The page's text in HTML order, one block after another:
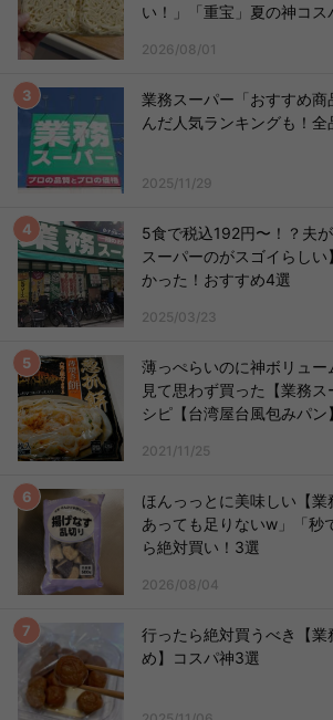
い！」「重宝」夏の神コス
2026/08/01
業務スーパー「おすすめ商
んだ人気ランキングも！全
2025/11/29
5食で税込192円〜！？夫
スーパーのがスゴイらし
かった！おすすめ4選
2025/03/23
薄っぺらいのに神ボリュー
見て思わず買った【業務
シピ【台湾屋台風包みパン】
2021/11/25
ほんっっとに美味しい【
あっても足りないw」「秒
ら絶対買い！3選
2026/08/04
行ったら絶対買うべき【業
め】コスパ神3選